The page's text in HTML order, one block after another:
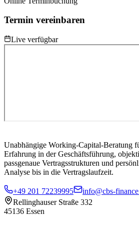
Termin vereinbaren
Live verfügbar
Unabhängige Working-Capital-Beratung
Erfahrung in der Geschäftsführung,
passgenaue Vertragsstrukturen und
Analyse bis in die Vertragslaufzeit.
+49 201 72239995
info@cbs-
Rellinghauser Straße 332
45136 Essen